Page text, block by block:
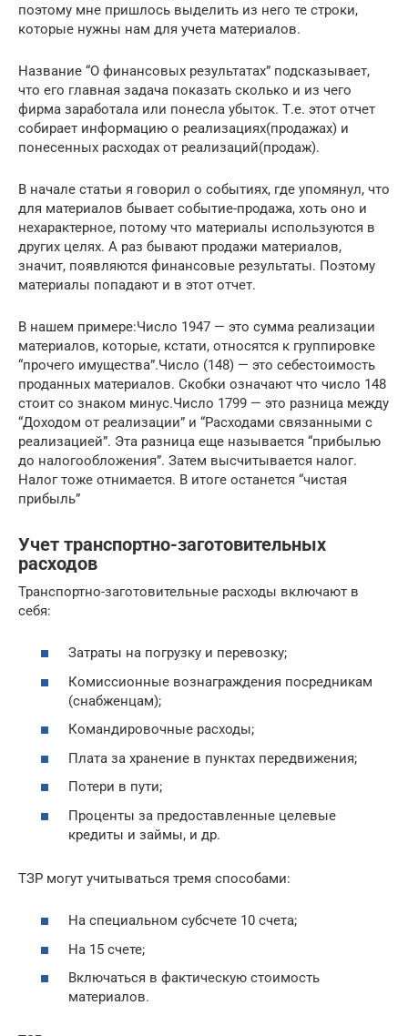
поэтому мне пришлось выделить из него те строки,
которые нужны нам для учета материалов.
Название “О финансовых результатах” подсказывает,
что его главная задача показать сколько и из чего
фирма заработала или понесла убыток. Т.е. этот отчет
собирает информацию о реализациях(продажах) и
понесенных расходах от реализаций(продаж).
В начале статьи я говорил о событиях, где упомянул, что
для материалов бывает событие-продажа, хоть оно и
нехарактерное, потому что материалы используются в
других целях. А раз бывают продажи материалов,
значит, появляются финансовые результаты. Поэтому
материалы попадают и в этот отчет.
В нашем примере:Число 1947 — это сумма реализации
материалов, которые, кстати, относятся к группировке
“прочего имущества”.Число (148) — это себестоимость
проданных материалов. Скобки означают что число 148
стоит со знаком минус.Число 1799 — это разница между
“Доходом от реализации” и “Расходами связанными с
реализацией”. Эта разница еще называется “прибылью
до налогообложения”. Затем высчитывается налог.
Налог тоже отнимается. В итоге останется “чистая
прибыль”
Учет транспортно-заготовительных
расходов
Транспортно-заготовительные расходы включают в
себя:
Затраты на погрузку и перевозку;
Комиссионные вознаграждения посредникам
(снабженцам);
Командировочные расходы;
Плата за хранение в пунктах передвижения;
Потери в пути;
Проценты за предоставленные целевые
кредиты и займы, и др.
ТЗР могут учитываться тремя способами:
На специальном субсчете 10 счета;
На 15 счете;
Включаться в фактическую стоимость
материалов.